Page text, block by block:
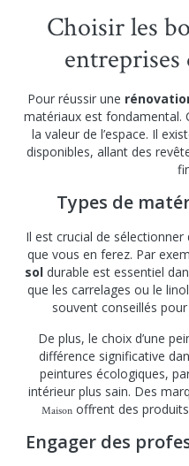
Choisir les
Pour réussir une
matériaux est fondamental.
la valeur de l’espace. Il
disponibles, allant des
Types de
Il est crucial de sélectionner
que vous en ferez. Par
soldurable est essentiel
que les carrelages ou le
souvent conseillés
De plus, le choix d’une
différence significative
peintures écologiques,
intérieur plus sain. Des
Maison offrent des
Engager des